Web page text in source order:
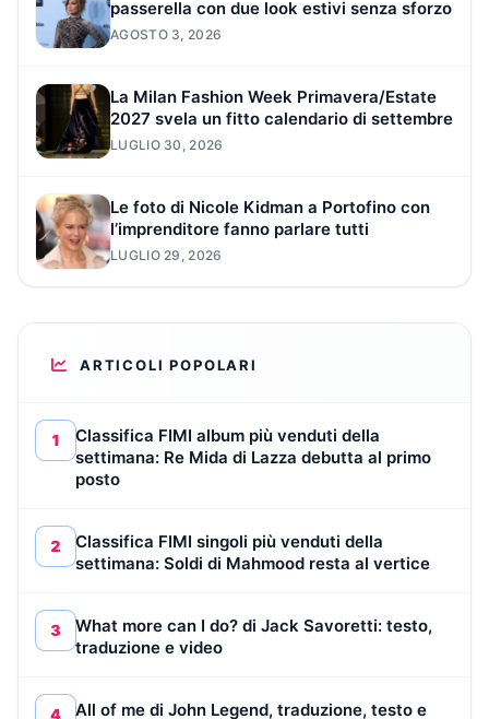
passerella con due look estivi senza sforzo
AGOSTO 3, 2026
La Milan Fashion Week Primavera/Estate
2027 svela un fitto calendario di settembre
LUGLIO 30, 2026
Le foto di Nicole Kidman a Portofino con
l’imprenditore fanno parlare tutti
LUGLIO 29, 2026
ARTICOLI POPOLARI
1
Classifica FIMI album più venduti della
settimana: Re Mida di Lazza debutta al primo
posto
2
Classifica FIMI singoli più venduti della
settimana: Soldi di Mahmood resta al vertice
3
What more can I do? di Jack Savoretti: testo,
traduzione e video
4 All of me di John Legend, traduzione, testo e